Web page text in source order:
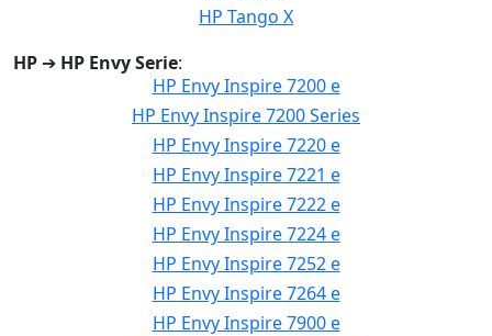
HP Tango X
HP ➔ HP Envy Serie:
HP Envy Inspire 7200 e
HP Envy Inspire 7200 Series
HP Envy Inspire 7220 e
HP Envy Inspire 7221 e
HP Envy Inspire 7222 e
HP Envy Inspire 7224 e
HP Envy Inspire 7252 e
HP Envy Inspire 7264 e
HP Envy Inspire 7900 e